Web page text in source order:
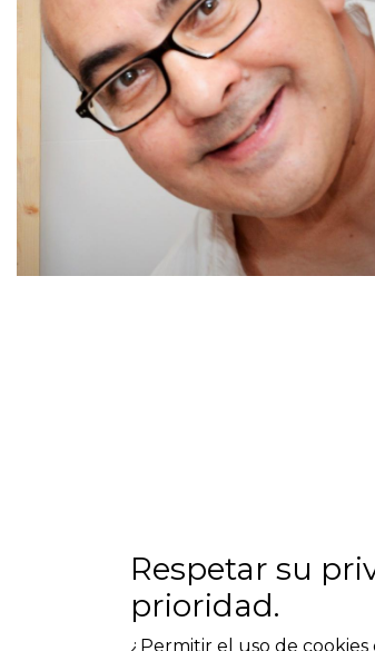
Respetar su
prioridad.
¿Permitir el uso de